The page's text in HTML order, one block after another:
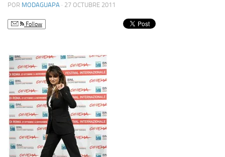
POR MODAGUAPA · 27 OCTUBRE 2011
Follow